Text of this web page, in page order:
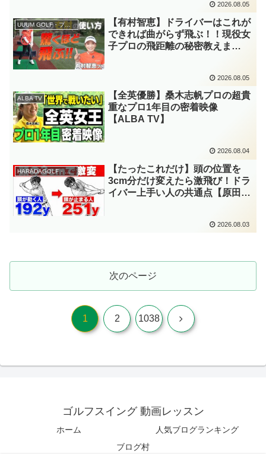
2026.08.05
UUUM GOLF・プロレッスン
【有村智恵】ドライバーはこれが
できれば曲がらず飛ぶ！！現役女
子プロの飛距離の秘密教えま
2026.08.05
ALBA TV
【全英優勝】桑木志帆プロの超貴
重なプロ1年目の密着映像
【ALBA TV】
2026.08.04
HARADAGOLF・レッスンチャンネル
【たったこれだけ】頭の位置を
3cm分だけ変えたら激飛び！ドラ
イバー上手い人の共通点【原田ゴ
2026.08.03
次のページ
1 2 1038 次
ゴルフスイング 動画レッスン
ホーム
人気ブログランキング
ブログ村